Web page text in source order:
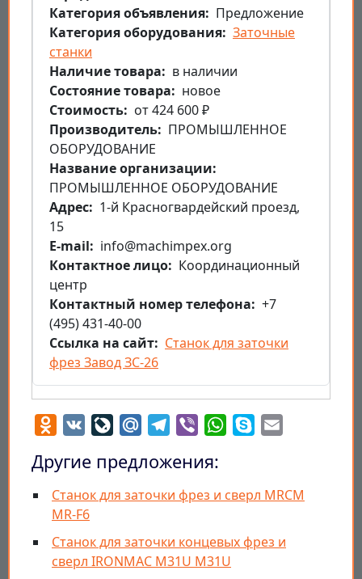
Категория объявления
Предложение
Категория оборудования Заточные
станки
Наличие товара
в наличии
Состояние товара
новое
Стоимость
от 424 600 ₽
Производитель
ПРОМЫШЛЕННОЕ
ОБОРУДОВАНИЕ
Название организации
ПРОМЫШЛЕННОЕ ОБОРУДОВАНИЕ
Aдрес
1-й Красногвардейский проезд,
15
E-mail
info@machimpex.org
Контактное лицо
Координационный
центр
Контактный номер телефона
+7
(495) 431-40-00
Ссылка на сайт
Станок для заточки
фрез Завод ЗС-26
Odnoklassniki
VK LiveJournal
Mail.RuTelegram
Viber WhatsApp
Skype
Другие предложения:
Станок для заточки фрез и сверл MRCM
MR-F6
Станок для заточки концевых фрез и
сверл IRONMAC M31U M31U